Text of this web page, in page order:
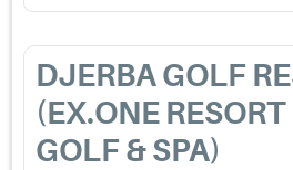
DJERBA GOLF
(EX.ONE
GOLF & SPA)